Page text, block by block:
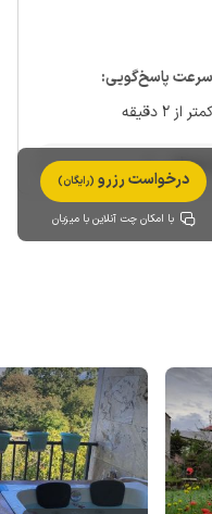
سرعت پاسخ‌گویی:
کمتر از 2 دقیقه
درخواست رزرو (رایگان)
با امکان چت آنلاین با میزبان